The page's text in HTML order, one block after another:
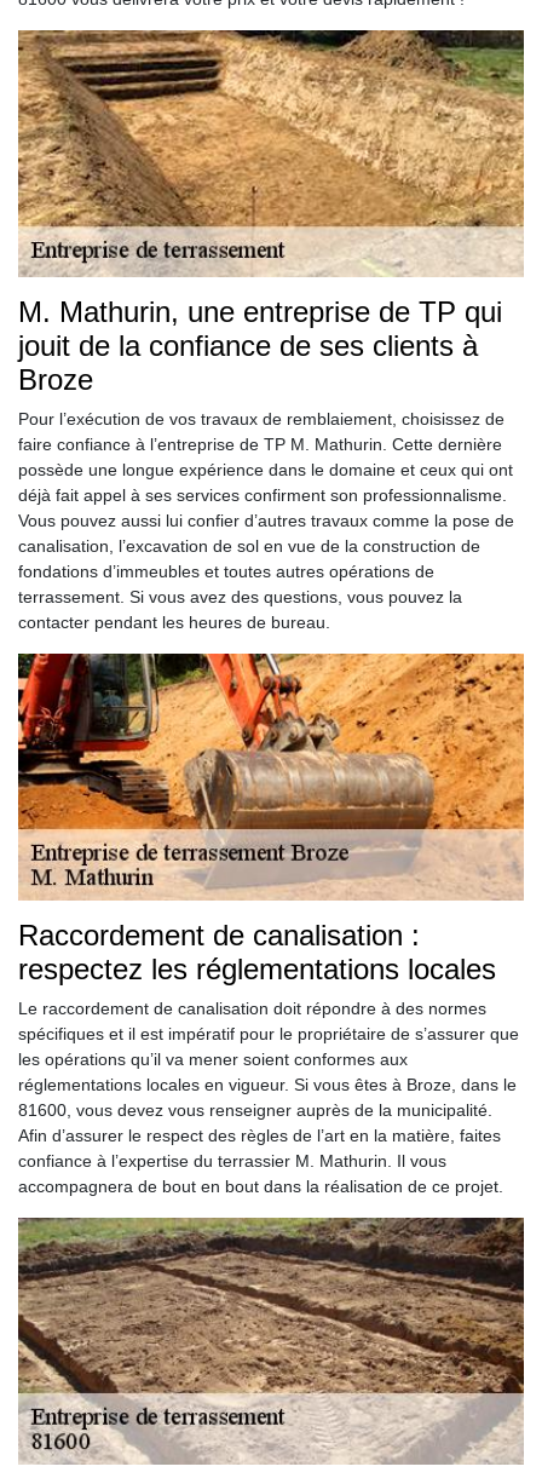
M. Mathurin, une entreprise de TP qui
jouit de la confiance de ses clients à
Broze
Pour l’exécution de vos travaux de remblaiement, choisissez de
faire confiance à l’entreprise de TP M. Mathurin. Cette dernière
possède une longue expérience dans le domaine et ceux qui ont
déjà fait appel à ses services confirment son professionnalisme.
Vous pouvez aussi lui confier d’autres travaux comme la pose de
canalisation, l’excavation de sol en vue de la construction de
fondations d’immeubles et toutes autres opérations de
terrassement. Si vous avez des questions, vous pouvez la
contacter pendant les heures de bureau.
Raccordement de canalisation :
respectez les réglementations locales
Le raccordement de canalisation doit répondre à des normes
spécifiques et il est impératif pour le propriétaire de s’assurer que
les opérations qu’il va mener soient conformes aux
réglementations locales en vigueur. Si vous êtes à Broze, dans le
81600, vous devez vous renseigner auprès de la municipalité.
Afin d’assurer le respect des règles de l’art en la matière, faites
confiance à l’expertise du terrassier M. Mathurin. Il vous
accompagnera de bout en bout dans la réalisation de ce projet.